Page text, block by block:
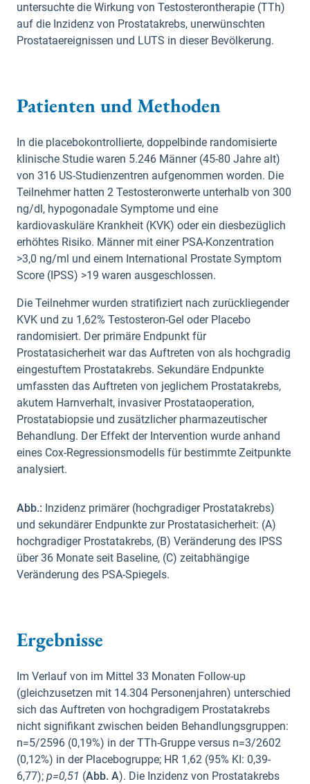
untersuchte die Wirkung von Testosterontherapie (TTh)
auf die Inzidenz von Prostatakrebs, unerwünschten
Prostataereignissen und LUTS in dieser Bevölkerung.
Patienten und Methoden
In die placebokontrollierte, doppelbinde randomisierte
klinische Studie waren 5.246 Männer (45-80 Jahre alt)
von 316 US-Studienzentren aufgenommen worden. Die
Teilnehmer hatten 2 Testosteronwerte unterhalb von 300
ng/dl, hypogonadale Symptome und eine
kardiovaskuläre Krankheit (KVK) oder ein diesbezüglich
erhöhtes Risiko. Männer mit einer PSA-Konzentration
>3,0 ng/ml und einem International Prostate Symptom
Score (IPSS) >19 waren ausgeschlossen.
Die Teilnehmer wurden stratifiziert nach zurückliegender
KVK und zu 1,62% Testosteron-Gel oder Placebo
randomisiert. Der primäre Endpunkt für
Prostatasicherheit war das Auftreten von als hochgradig
eingestuftem Prostatakrebs. Sekundäre Endpunkte
umfassten das Auftreten von jeglichem Prostatakrebs,
akutem Harnverhalt, invasiver Prostataoperation,
Prostatabiopsie und zusätzlicher pharmazeutischer
Behandlung. Der Effekt der Intervention wurde anhand
eines Cox-Regressionsmodells für bestimmte Zeitpunkte
analysiert.
Abb.: Inzidenz primärer (hochgradiger Prostatakrebs)
und sekundärer Endpunkte zur Prostatasicherheit: (A)
hochgradiger Prostatakrebs, (B) Veränderung des IPSS
über 36 Monate seit Baseline, (C) zeitabhängige
Veränderung des PSA-Spiegels.
Ergebnisse
Im Verlauf von im Mittel 33 Monaten Follow-up
(gleichzusetzen mit 14.304 Personenjahren) unterschied
sich das Auftreten von hochgradigem Prostatakrebs
nicht signifikant zwischen beiden Behandlungsgruppen:
n=5/2596 (0,19%) in der TTh-Gruppe versus n=3/2602
(0,12%) in der Placebogruppe; HR 1,62 (95% KI: 0,39-
6,77); p=0,51 (Abb. A). Die Inzidenz von Prostatakrebs